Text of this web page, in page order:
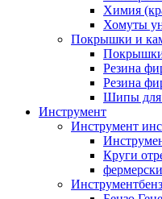
Химия
Хомуты
Покрышки и
Резина
Резина
Шипы
Инструмент
Инструмент
Круги